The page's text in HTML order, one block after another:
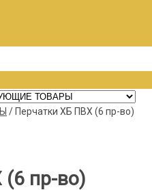
/ Перчатки ХБ ПВХ (6 пр-во)
пр-во)